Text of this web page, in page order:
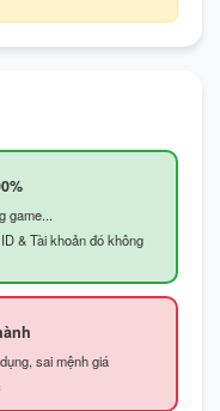
game...
& Tài khoản đó không
sai mệnh giá